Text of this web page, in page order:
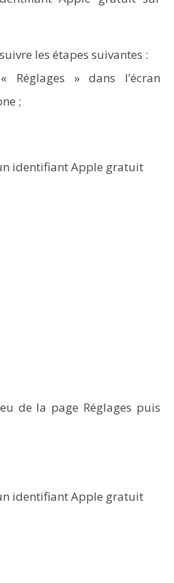
les étapes suivantes :
Réglages » dans l’écran
;
de la page Réglages puis